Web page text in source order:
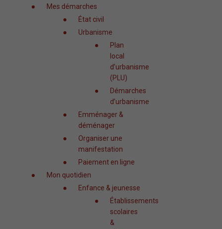
Mes démarches
État civil
Urbanisme
Plan
local
d’urbanisme
(PLU)
Démarches
d’urbanisme
Emménager &
déménager
Organiser une
manifestation
Paiement en ligne
Mon quotidien
Enfance & jeunesse
Établissements
scolaires
&